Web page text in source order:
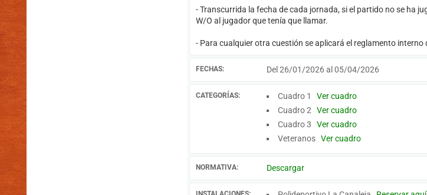
- Transcurrida la fecha de cada jornada, si el partido no se ha
W/O al jugador que tenía que llamar.
- Para cualquier otra cuestión se aplicará el reglamento interno
FECHAS: Del 26/01/2026 al 05/04/2026
CATEGORÍAS: Cuadro 1 Ver cuadro
Cuadro 2 Ver cuadro
Cuadro 3 Ver cuadro
Veteranos Ver cuadro
NORMATIVA: Descargar